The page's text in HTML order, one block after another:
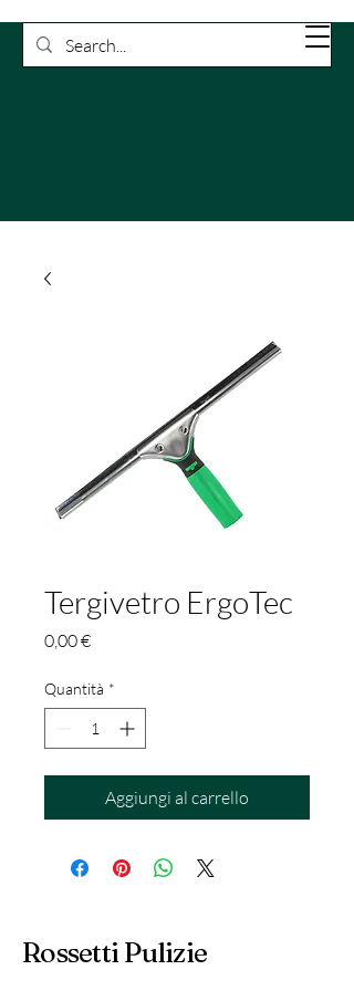
Rossetti
Pulizie
Tergivetro ErgoTec
0,00 €Prezzo
Quantità *
Aggiungi al carrello
Rossetti Pulizie